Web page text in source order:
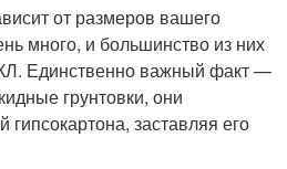
от размеров вашего
много, и большинство из них
Единственно важный факт —
грунтовки, они
заставляя его